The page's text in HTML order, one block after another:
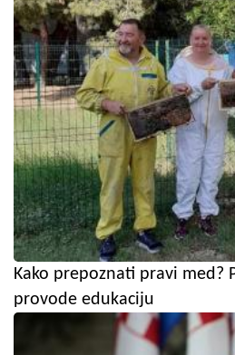
Kako prepoznati pravi med?
provode edukaciju